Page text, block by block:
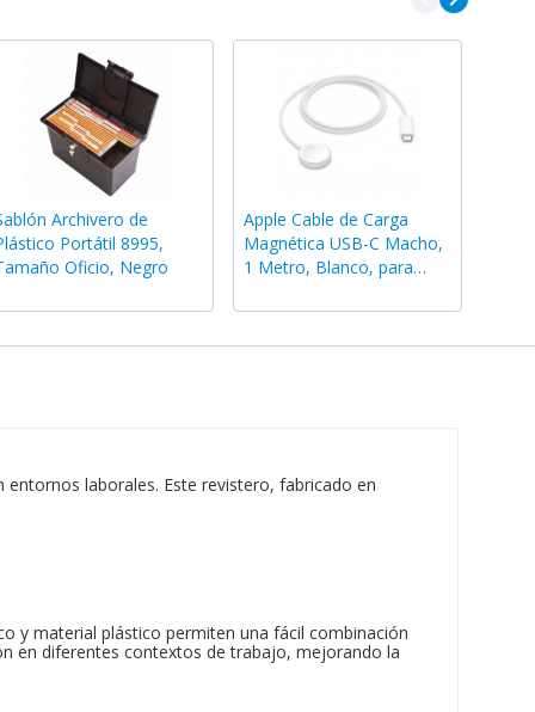
Archivero de
Portátil 8995,
Oficio, Negro
Apple Cable de Carga
Magnética USB-C Macho,
1 Metro, Blanco, para
laborales. Este revistero, fabricado en
y material plástico permiten una fácil combinación
en diferentes contextos de trabajo, mejorando la